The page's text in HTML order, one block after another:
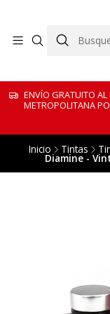
ENVÍO GRATUITO
METROPOLITANA
Inicio Tintas
Diamine -